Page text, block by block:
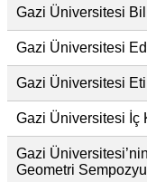
Gazi Üniversitesi
Gazi Üniversitesi
Gazi Üniversitesi
Gazi Üniversitesi İç
Gazi Üniversitesi’nin
Geometri